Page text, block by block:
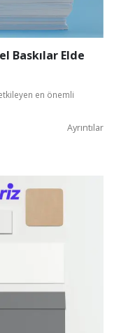
Baskılar Elde
en önemli
Ayrıntılar